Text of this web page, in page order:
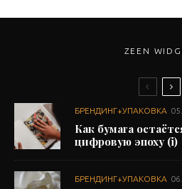
ZEEN
БРЕНДИНГ+УПАКОВКА
Как бумага
цифровую эпоху (i)
БРЕНДИНГ+УПАКОВКА